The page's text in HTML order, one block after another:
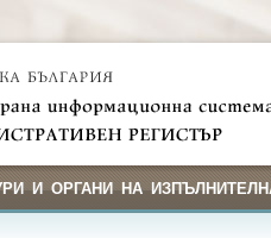
И ОРГАНИ НА